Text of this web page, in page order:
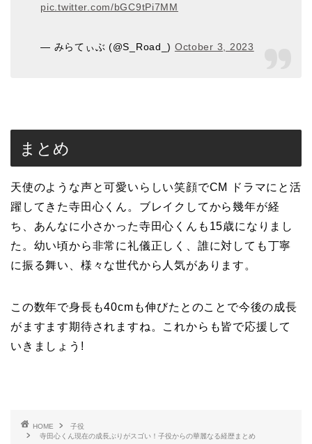
pic.twitter.com/bGC9tPi7MM
— みらてぃぶ (@S_Road_) October 3, 2023
まとめ
天使のような声と可愛いらしい笑顔でCM ドラマにと活
躍してきた寺田心くん。ブレイクしてから幾年が経
ち、あんなに小さかった寺田心くんも15歳になりまし
た。幼い頃から非常に礼儀正しく、誰に対しても丁寧
に振る舞い、様々な世代から人気があります。
この数年で身長も40cmも伸びたとのことで今後の成長
がますます期待されますね。これからも皆で応援して
いきましょう!
HOME
子役
寺田心くん現在の成長ぶりがスゴい！子役からの華麗なる経歴まとめ